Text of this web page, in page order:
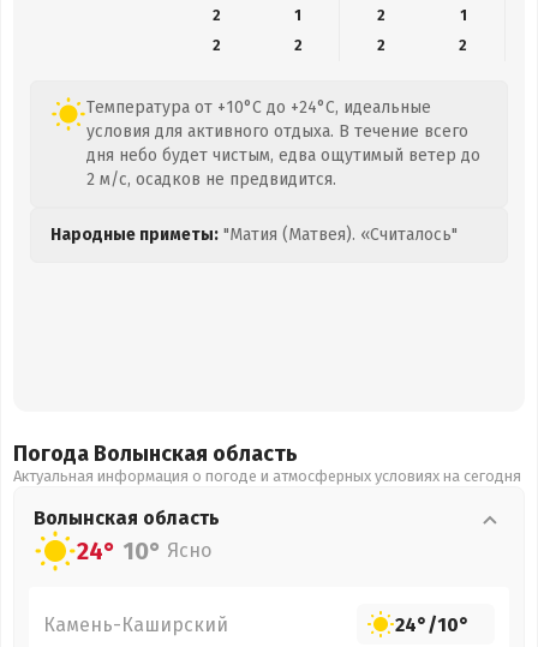
2
1 2
1
2
2 2 2
Температура от +10°C до +24°C, идеальные
условия для активного отдыха. В течение всего
дня небо будет чистым, едва ощутимый ветер до
2 м/с, осадков не предвидится.
Народные приметы: "Матия (Матвея). «Считалось"
Погода Волынская область
Актуальная информация о погоде и атмосферных условиях на сегодня
Волынская область
24° 10° Ясно
Камень-Каширский 24°/10°